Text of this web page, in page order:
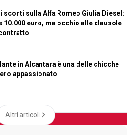
sconti sulla Alfa Romeo Giulia Diesel:
10.000 euro, ma occhio alle clausole
in Alcantara è una delle chicche
appassionato
Altri articoli